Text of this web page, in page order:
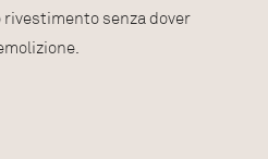
senza dover